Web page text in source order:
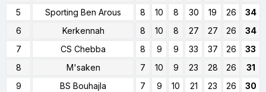
5
Sporting Ben Arous 8 10 8 30 19 26
34
6
Kerkennah 8 10 8 27 27 26
34
7
CS Chebba 8 9 9 33 37 26
33
8
M'saken 7 10 9 23 28 26
31
9
BS Bouhajla 7 9 10 21 23 26
30